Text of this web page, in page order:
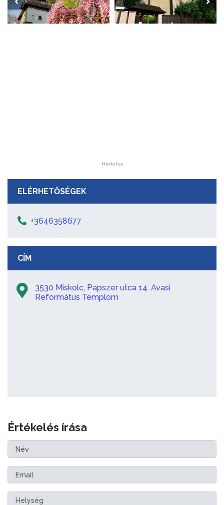
Hirdetés
ELÉRHETŐSÉGEK
+3646358677
CÍM
3530 Miskolc, Papszer utca 14. Avasi
Református Templom
Értékelés írása